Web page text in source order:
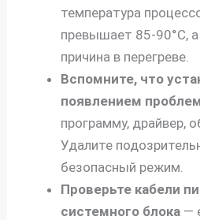
температура
превышает 85-90°C,
причина в перегреве.
Вспомните, что
появлением
программу, драйвер,
Удалите
безопасный режим.
Проверьте кабели
системного блока —